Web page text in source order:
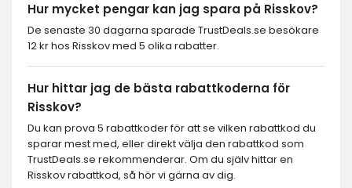
Hur mycket pengar kan jag spara på Risskov?
De senaste 30 dagarna sparade TrustDeals.se besökare
12 kr hos Risskov med 5 olika rabatter.
Hur hittar jag de bästa rabattkoderna för
Risskov?
Du kan prova 5 rabattkoder för att se vilken rabattkod du
sparar mest med, eller direkt välja den rabattkod som
TrustDeals.se rekommenderar. Om du själv hittar en
Risskov rabattkod, så hör vi gärna av dig.